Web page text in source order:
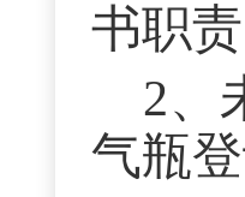
书职责
2、
气瓶登